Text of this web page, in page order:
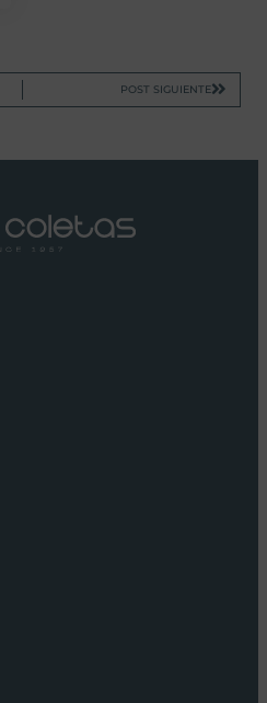
POST SIGUIENTE